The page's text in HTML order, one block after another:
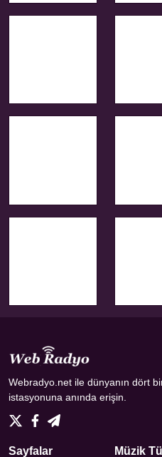
Webradyo.net ile dünyanın dört
istasyonuna anında erişin.
Sayfalar Müzik